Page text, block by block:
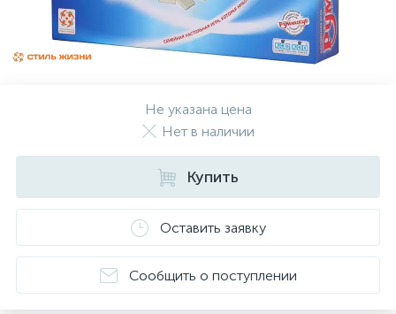
Не указана цена
Нет в наличии
Купить
Оставить заявку
Сообщить о поступлении